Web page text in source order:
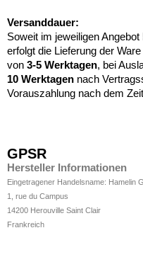
Versanddauer:
Soweit im jeweiligen
erfolgt die Lieferung der
von 3-5 Werktagen, bei
10 Werktagen nach
Vorauszahlung nach dem
GPSR
Hersteller Informationen
Eingetragener Handelsname: Hamelin
1, rue du Campus
14200 Herouville Saint Clair
Frankreich